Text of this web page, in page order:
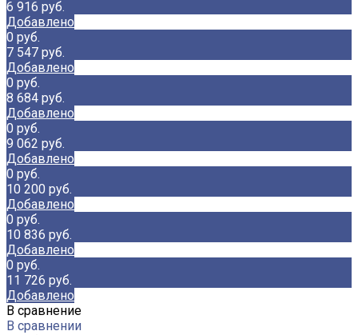
6 916 руб.
Добавлено
0 руб.
7 547 руб.
Добавлено
0 руб.
8 684 руб.
Добавлено
0 руб.
9 062 руб.
Добавлено
0 руб.
10 200 руб.
Добавлено
0 руб.
10 836 руб.
Добавлено
0 руб.
11 726 руб.
Добавлено
В сравнение
В сравнении